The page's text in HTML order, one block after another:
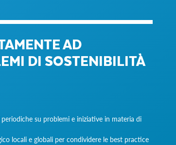
AD
DI SOSTENIBILITÀ
su problemi e iniziative in materia di
locali e globali per condividere le best practice